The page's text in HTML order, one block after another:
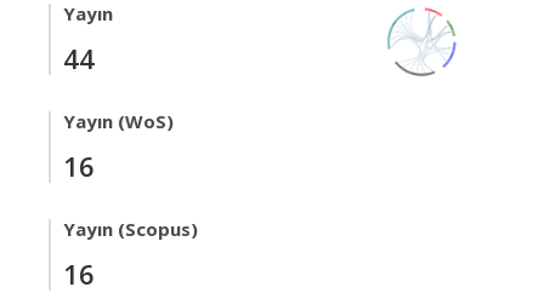
Yayın
44
Yayın (WoS)
16
Yayın (Scopus)
16